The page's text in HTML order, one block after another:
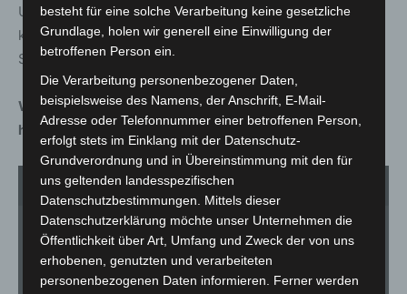
Unternehmen in eine neue Phase des Wachstums – mit
klarer Ausrichtung auf klimafreundliche Mobilität,
Servicequalität und Kundennähe.
Weitere Informationen zur Eröffnung unter:
https://greenbike-shop.de/
besteht für eine solche Verarbeitung keine gesetzliche
Grundlage, holen wir generell eine Einwilligung der
betroffenen Person ein.
Die Verarbeitung personenbezogener Daten,
beispielsweise des Namens, der Anschrift, E-Mail-
Adresse oder Telefonnummer einer betroffenen Person,
erfolgt stets im Einklang mit der Datenschutz-
Grundverordnung und in Übereinstimmung mit den für
uns geltenden landesspezifischen
Datenschutzbestimmungen. Mittels dieser
Datenschutzerklärung möchte unser Unternehmen die
Öffentlichkeit über Art, Umfang und Zweck der von uns
erhobenen, genutzten und verarbeiteten
personenbezogenen Daten informieren. Ferner werden